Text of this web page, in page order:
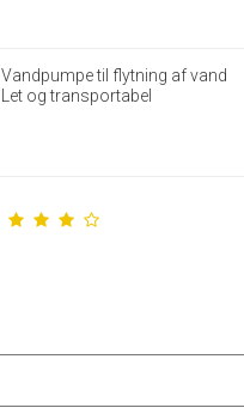
Vandpumpe til flytning af vand
Let og transportabel